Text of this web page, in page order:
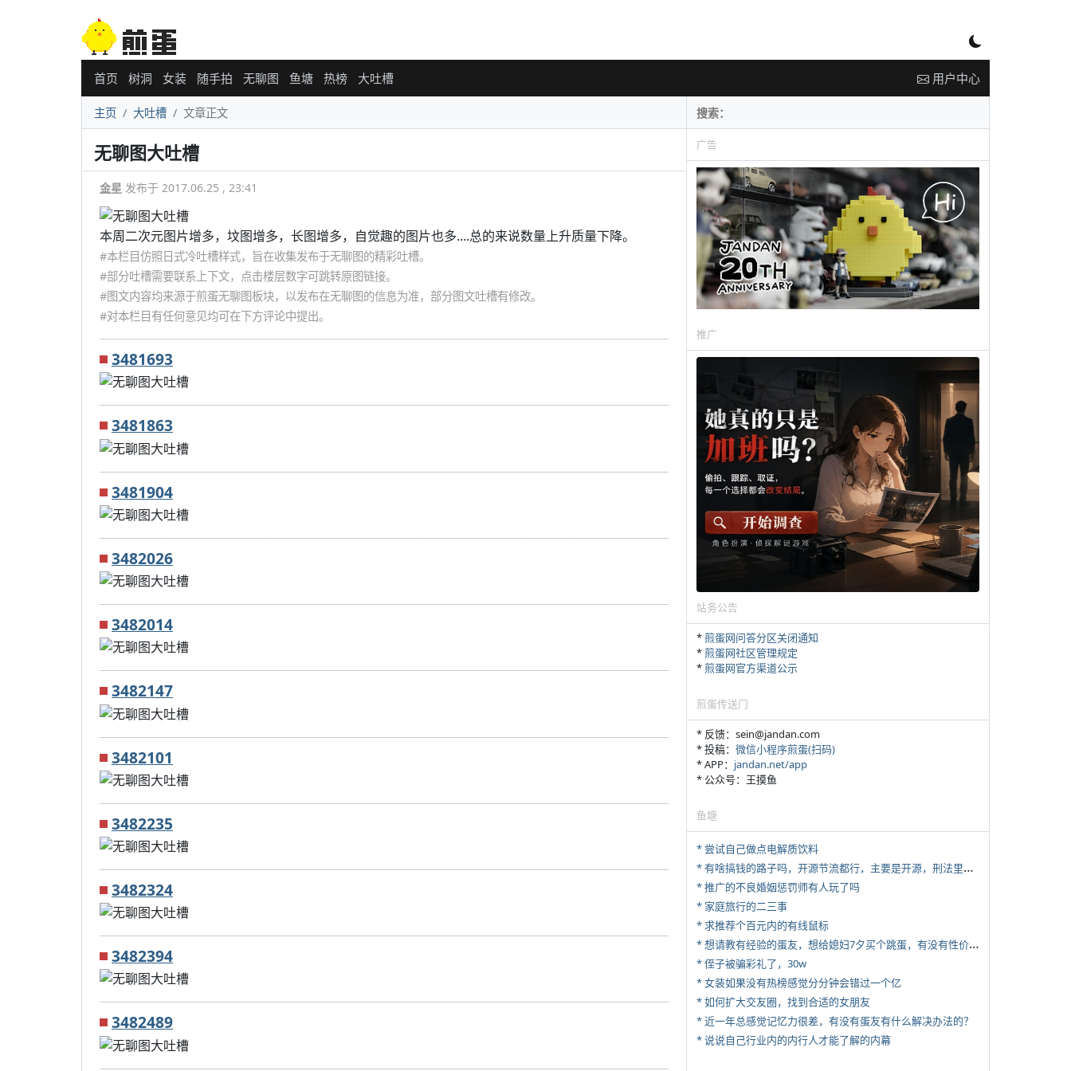
首页 树洞 女装 随手拍 无聊图 鱼塘 热榜 大吐槽 用户中心
主页 大吐槽 文章正文
无聊图大吐槽
金星 发布于 2017.06.25 , 23:41
本周二次元图片增多，坟图增多，长图增多，自觉趣的图片也多....总的来说数量上升质量下降。
#本栏目仿照日式冷吐槽样式，旨在收集发布于无聊图的精彩吐槽。
#部分吐槽需要联系上下文，点击楼层数字可跳转原图链接。
#图文内容均来源于煎蛋无聊图板块，以发布在无聊图的信息为准，部分图文吐槽有修改。
#对本栏目有任何意见均可在下方评论中提出。
3481693
3481863
3481904
3482026
3482014
3482147
3482101
3482235
3482324
3482394
3482489
广告
推广
站务公告
*煎蛋网问答分区关闭通知
*煎蛋网社区管理规定
*煎蛋网官方渠道公示
煎蛋传送门
* 反馈：sein@jandan.com
* 投稿： 微信小程序煎蛋(扫码)
* APP： jandan.net/app
* 公众号：王摸鱼
鱼塘
* 尝试自己做点电解质饮料
*
有啥搞钱的路子吗，开源节流都行，主要是开源，刑法里的咱不做
* 推广的不良婚姻惩罚师有人玩了吗
* 家庭旅行的二三事
* 求推荐个百元内的有线鼠标
*
想请教有经验的蛋友，想给媳妇7夕买个跳蛋，有没有性价比高的推荐
* 侄子被骗彩礼了，30w
* 女装如果没有热榜感觉分分钟会错过一个亿
* 如何扩大交友圈，找到合适的女朋友
* 近一年总感觉记忆力很差，有没有蛋友有什么解决办法的？
* 说说自己行业内的内行人才能了解的内幕